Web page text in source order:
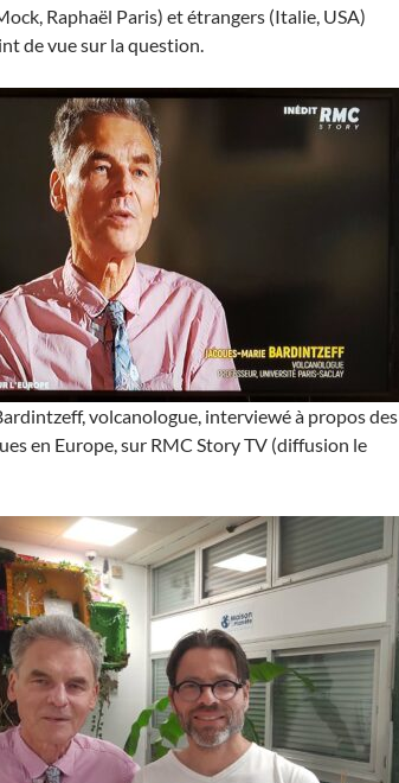
Raphaël Paris) et étrangers (Italie, USA)
de vue sur la question.
volcanologue, interviewé à propos des
en Europe, sur RMC Story TV (diffusion le